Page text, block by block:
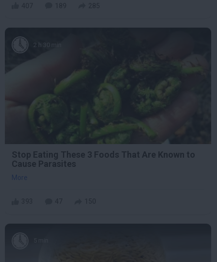
2 h 30 min
Stop Eating These 3 Foods That Are Known to
Cause Parasites
More